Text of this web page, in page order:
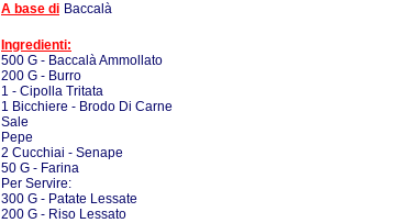
A base di Baccalà
Ingredienti:
500 G - Baccalà Ammollato
200 G - Burro
1 - Cipolla Tritata
1 Bicchiere - Brodo Di Carne
Sale
Pepe
2 Cucchiai - Senape
50 G - Farina
Per Servire:
300 G - Patate Lessate
200 G - Riso Lessato